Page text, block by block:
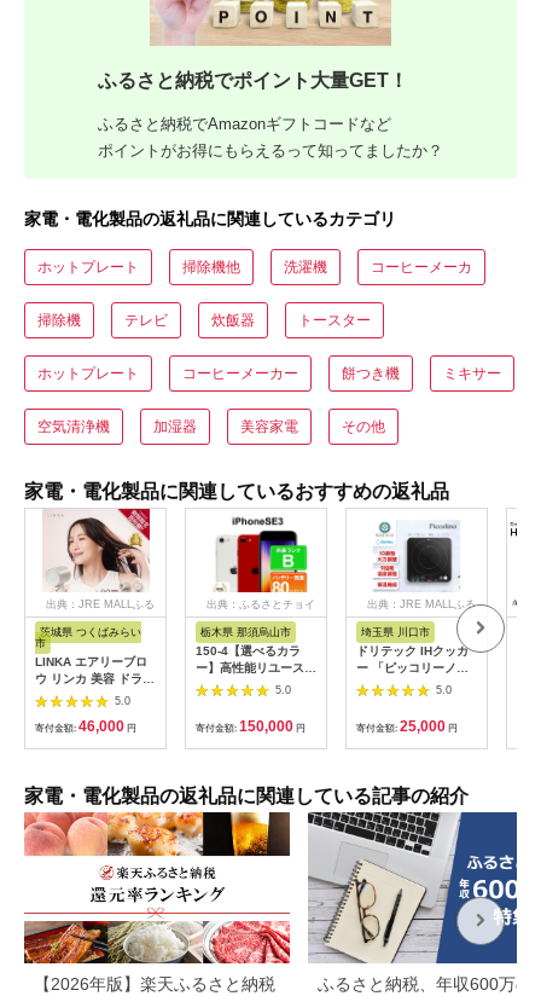
ふるさと納税でポイント大量GET！
ふるさと納税でAmazonギフトコードなど
ポイントがお得にもらえるって知ってましたか？
家電・電化製品の返礼品に関連しているカテゴリ
ホットプレート 掃除機他 洗濯機 コーヒーメーカ
掃除機 テレビ 炊飯器 トースター
ホットプレート コーヒーメーカー 餅つき機 ミキサー
空気清浄機 加湿器 美容家電 その他
家電・電化製品に関連しているおすすめの返礼品
出典：JRE MALLふる
さと納税
茨城県 つくばみらい
市
LINKA エアリーブロ
ウ リンカ 美容 ドライ
ヤー ヘアケア 髪 エス
贈呈品 プレゼント 母
の日 母の日準備 母の
5.0
寄付金額: 46,000 円
出典：ふるさとチョイ
栃木県 那須烏山市
150-4【選べるカラ
ー】高性能リユース
スマホ Apple
SIMロック解除済 本
体のみ ｜ 中古 再生品
本体 端末
5.0
寄付金額: 150,000 円
出典：JRE MALLふる
さと納税
埼玉県 川口市
ドリテック IHクッカ
ー 「ピッコリーノ」
ブラック DI-
5.0
寄付金額: 25,000 円
家電・電化製品の返礼品に関連している記事の紹介
【2026年版】楽天ふるさと納税
ふるさと納税、年収600万の